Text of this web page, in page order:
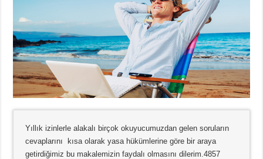
Yıllık izinlerle alakalı birçok okuyucumuzdan gelen soruların
cevaplarını kısa olarak yasa hükümlerine göre bir araya
getirdiğimiz bu makalemizin faydalı olmasını dilerim.4857